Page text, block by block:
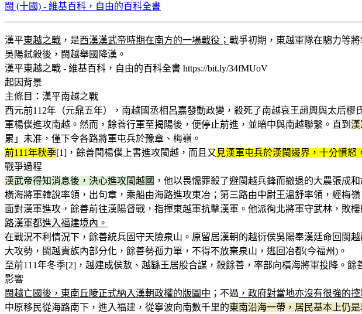
閩 (十國) - 維基百科，自由的百科全書
漢平東越之戰 ，是西漢漢武帝時期在南方的一場戰役； 戰爭初期，東越軍隊在騶力等
吳陽弒殺後，閩越舉國降漢。
漢平東越之戰 - 維基百科，自由的百科全書 https://bit.ly/34fMUoV
起因背景
主條目：漢平南越之戰
西元前112年（元鼎五年），南越國丞相呂嘉發動政變，殺死了南越哀王趙興與太后
軍楊僕進攻南越。然而，餘善行軍至揭陽後，便停止前進，並暗中與南越聯繫。直到 漢
累」未准，僅下令各路將軍屯兵於豫章、梅嶺。
前111年秋季[1]，餘善聞楊僕上書進攻閩越，而且又 見漢軍屯兵於漢閩邊界，十分憤怒
戰爭過程
漢武帝得知消息後，決心進攻閩越國 ，他以畏懦罪殺了避閩越兵鋒而撤退的大農張成
橫海將軍韓說率領，出句章，乘船由海路進攻東冶；第三路由中尉王溫舒率領，經梅
面對漢軍進攻，餘善前往漢陽督戰，指揮東越軍抗擊漢軍。他派徇北將軍守武林，敗
路漢軍都進入福建境內。
在戰況不利情況下，餘善統兵固守天險泉山。原留居漢朝的越衍侯吳陽奉漢廷命回閩
大攻勢，閩越貴族內部分化，餘善勢孤力單，不得不放棄泉山，逃回冶都(今福州)。
至前111年冬季[2]，越建成侯敖、越繇王居股合謀，殺餘善，率部向橫海將軍投降。
影響
閩越亡國後，東南丘陵正式納入漢朝政權的版圖中 ；不過 ，政府對當地亦沒有很強的
中原移民從海路南下，進入福建，從寧波向南數千里的東南沿海一帶，居民基本上仍